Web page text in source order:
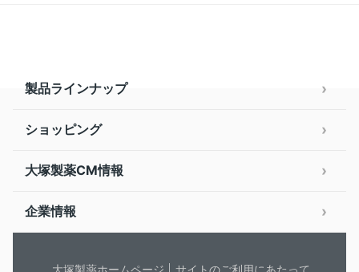
製品ラインナップ
ショッピング
大塚製薬CM情報
企業情報